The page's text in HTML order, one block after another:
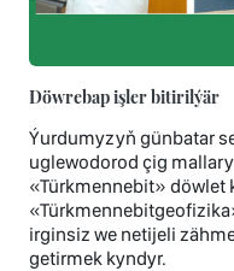
Döwrebap işler bitirilýär
Ýurdumyzyň günbatar
uglewodorod çig
«Türkmennebit» döwlet
irginsiz we netijeli
getirmek kyndyr.